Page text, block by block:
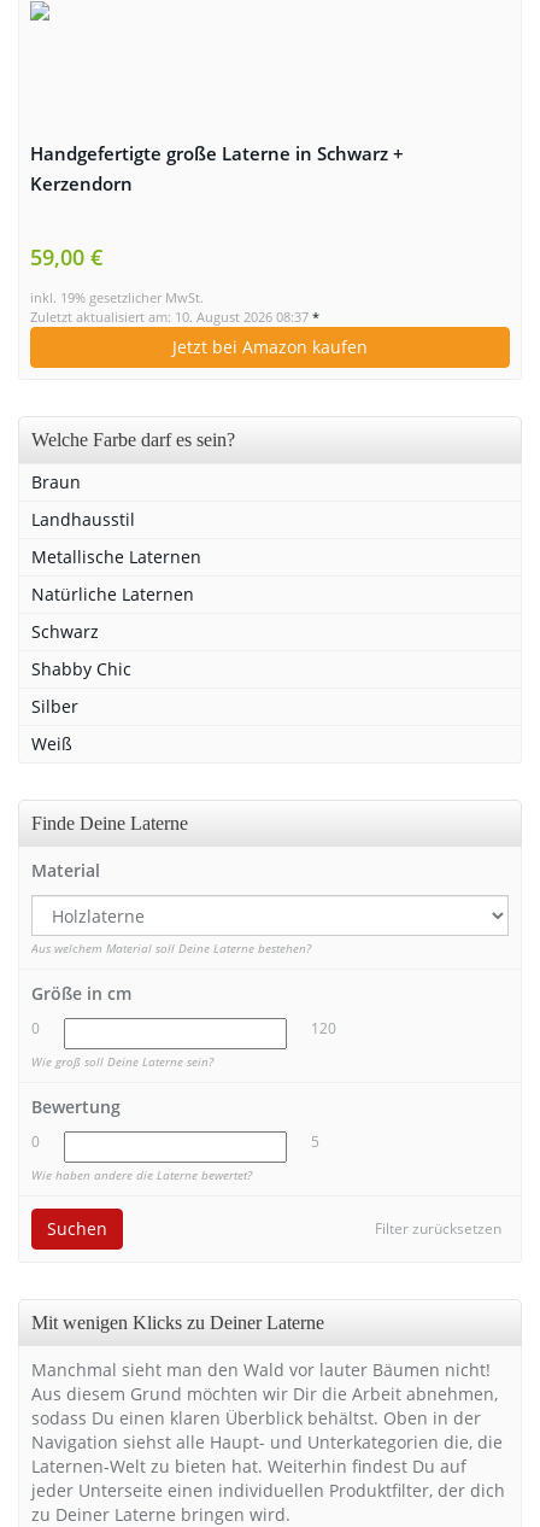
Handgefertigte große Laterne in Schwarz +
Kerzendorn
59,00 €
inkl. 19% gesetzlicher MwSt.
Zuletzt aktualisiert am: 10. August 2026 08:37 *
Jetzt bei Amazon kaufen
Welche Farbe darf es sein?
Braun
Landhausstil
Metallische Laternen
Natürliche Laternen
Schwarz
Shabby Chic
Silber
Weiß
Finde Deine Laterne
Material
Aus welchem Material soll Deine Laterne bestehen?
Größe in cm
0 120
Wie groß soll Deine Laterne sein?
Bewertung
0 5
Wie haben andere die Laterne bewertet?
Filter zurücksetzen
Suchen
Mit wenigen Klicks zu Deiner Laterne
Manchmal sieht man den Wald vor lauter Bäumen nicht!
Aus diesem Grund möchten wir Dir die Arbeit abnehmen,
sodass Du einen klaren Überblick behältst. Oben in der
Navigation siehst alle Haupt- und Unterkategorien die, die
Laternen-Welt zu bieten hat. Weiterhin findest Du auf
jeder Unterseite einen individuellen Produktfilter, der dich
zu Deiner Laterne bringen wird.